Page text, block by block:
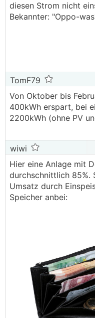
diesen Strom nicht
Bekannter: "Oppo-
TomF79
Von Oktober bis
400kWh erspart, bei
2200kWh (ohne PV
wiwi
Hier eine Anlage mit
durchschnittlich 85%.
Umsatz durch
Speicher anbei: